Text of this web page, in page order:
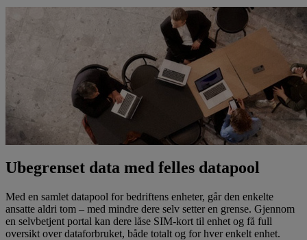
Ubegrenset data med felles datapool
Med en samlet datapool for bedriftens enheter, går den enkelte
ansatte aldri tom – med mindre dere selv setter en grense. Gjennom
en selvbetjent portal kan dere låse SIM-kort til enhet og få full
oversikt over dataforbruket, både totalt og for hver enkelt enhet.